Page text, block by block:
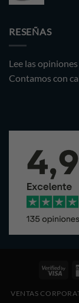
RESEÑAS
Lee las
Contamos con
VENTAS